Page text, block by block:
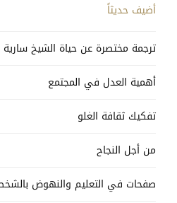
أضيف حديثاً
ترجمة مختصرة عن حياة الشيخ سارية
أهمية العدل في المجتمع
تفكيك ثقافة الغلو
من أجل النجاح
صفحات في التعليم والنهوض